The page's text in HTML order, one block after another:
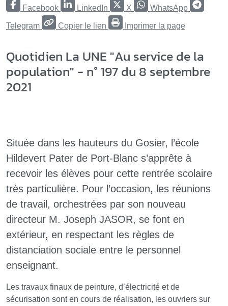
Facebook LinkedIn X WhatsApp
Telegram Copier le lien Imprimer la page
Quotidien La UNE "Au service de la
population" - n° 197 du 8 septembre
2021
Située dans les hauteurs du Gosier, l’école
Hildevert Pater de Port-Blanc s’apprête à
recevoir les élèves pour cette rentrée scolaire
très particulière. Pour l’occasion, les réunions
de travail, orchestrées par son nouveau
directeur M. Joseph JASOR, se font en
extérieur, en respectant les règles de
distanciation sociale entre le personnel
enseignant.
Les travaux finaux de peinture, d’électricité et de
sécurisation sont en cours de réalisation, les ouvriers sur